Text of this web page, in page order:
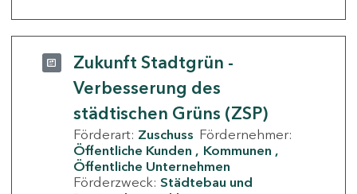
Zukunft Stadtgrün -
Verbesserung des
städtischen Grüns (ZSP)
Förderart: Zuschuss Fördernehmer:
Öffentliche Kunden
Kommunen
Öffentliche Unternehmen
Förderzweck: Städtebau und